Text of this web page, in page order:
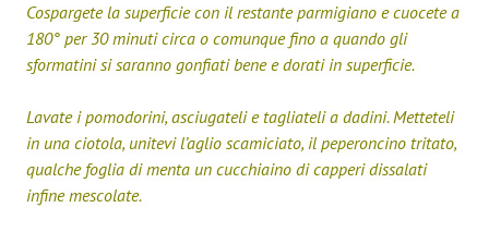
Cospargete la superficie con il restante parmigiano e cuocete a
180° per 30 minuti circa o comunque fino a quando gli
sformatini si saranno gonfiati bene e dorati in superficie.
Lavate i pomodorini, asciugateli e tagliateli a dadini. Metteteli
in una ciotola, unitevi l’aglio scamiciato, il peperoncino tritato,
qualche foglia di menta un cucchiaino di capperi dissalati
infine mescolate.